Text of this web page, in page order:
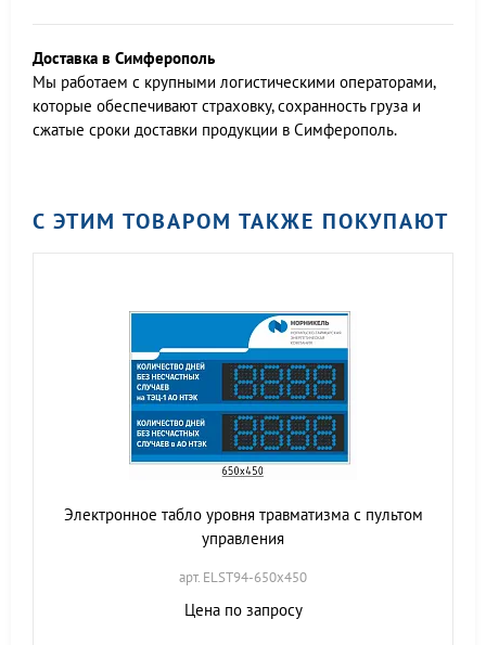
Доставка в Симферополь
Мы работаем c крупными логистическими операторами,
которые обеспечивают страховку, сохранность груза и
сжатые сроки доставки продукции в Симферополь.
С ЭТИМ ТОВАРОМ ТАКЖЕ ПОКУПАЮТ
Электронное табло уровня травматизма с пультом
управления
арт. ELST94-650х450
Цена по запросу